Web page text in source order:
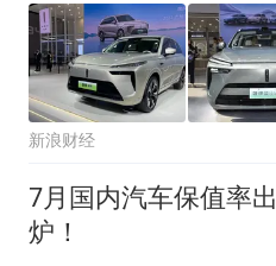
新浪财经
7月国内汽车保值率出
炉！